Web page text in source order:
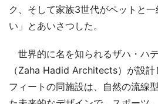
ク、そして家族3世代がペットと
い」とあいさつした。
世界的に名を知られるザハ・ハ
（Zaha Hadid Architects）が設
フィートの同施設は、自然の流線